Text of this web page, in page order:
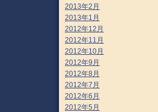
2013年2月
2013年1月
2012年12月
2012年11月
2012年10月
2012年9月
2012年8月
2012年7月
2012年6月
2012年5月